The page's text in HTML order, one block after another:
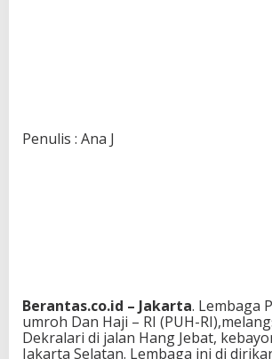
Penulis : Ana J
Berantas.co.id – Jakarta. Lembaga
umroh Dan Haji – RI (PUH-
Dekralari di jalan Hang Jebat,
Jakarta Selatan. Lembaga ini di